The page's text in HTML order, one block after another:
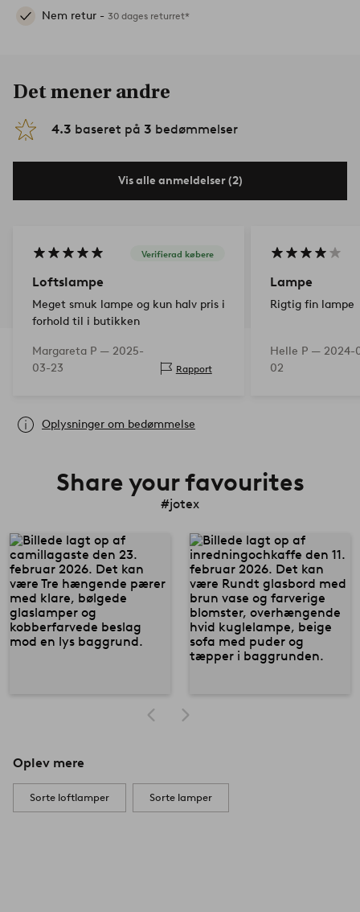
Nem retur - 30 dages returret*
Det mener andre
4.3 baseret på 3 bedømmelser
Vis alle anmeldelser (2)
Verifierad købere
Loftslampe
Meget smuk lampe og kun halv pris i
forhold til i butikken
Margareta P — 2025-
03-23
Rapport
Lampe
Rigtig fin lampe
Helle P — 2024-
02
Oplysninger om bedømmelse
Share your favourites
#jotex
Oplev mere
Sorte loftlamper Sorte lamper